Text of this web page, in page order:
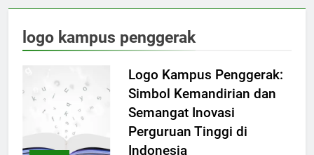
logo kampus penggerak
Logo Kampus Penggerak:
Simbol Kemandirian dan
Semangat Inovasi
Perguruan Tinggi di
Indonesia